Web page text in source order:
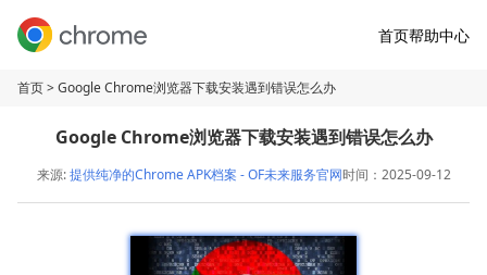
首页帮助中心
首页> Google Chrome浏览器下载安装遇到错误怎么办
Google Chrome浏览器下载安装遇到错误怎么办
来源:提供纯净的Chrome APK档案 - OF未来服务官网时间：2025-09-12